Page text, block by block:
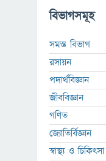
বিভাগসমূহ
সমস্ত বিভাগ
রসায়ন
পদার্থবিজ্ঞান
জীববিজ্ঞান
গণিত
জ্যোতির্বিজ্ঞান
স্বাস্থ্য ও চিকিৎসা